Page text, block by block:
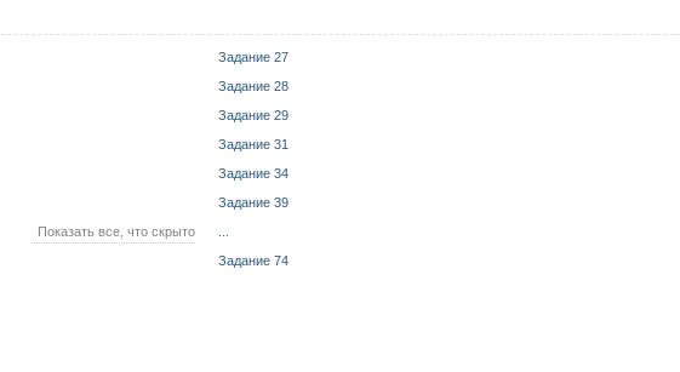
Задание 27
Задание 28
Задание 29
Задание 31
Задание 34
Задание 39
Показать все, что скрыто
Задание 74